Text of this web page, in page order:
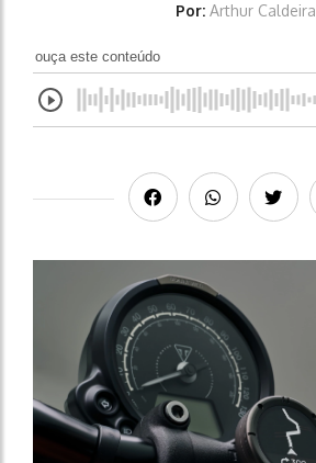
Por: Arthur Caldeira
ouça este conteúdo